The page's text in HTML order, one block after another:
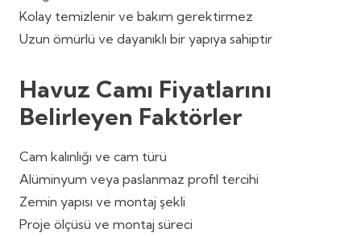
Kolay temizlenir ve bakım gerektirmez
Uzun ömürlü ve dayanıklı bir yapıya sahiptir
Havuz Camı Fiyatlarını
Belirleyen Faktörler
Cam kalınlığı ve cam türü
Alüminyum veya paslanmaz profil tercihi
Zemin yapısı ve montaj şekli
Proje ölçüsü ve montaj süreci